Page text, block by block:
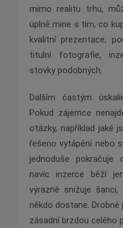
mimo realitu trhu,
úplně mine s tím, co
kvalitní prezentace,
titulní fotografie,
stovky podobných.
Dalším častým
Pokud zájemce
otázky, například jaké
řešeno vytápění nebo
jednoduše pokračuje
navíc inzerce běží
výrazně snižuje
někdo dostane.
zásadní brzdou celého